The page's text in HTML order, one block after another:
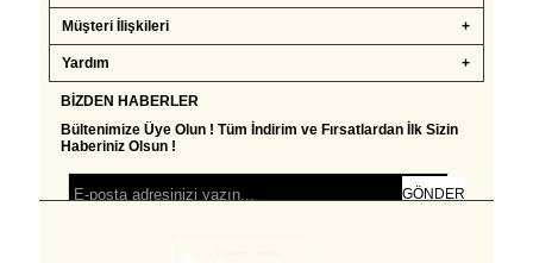
Müşteri İlişkileri
Yardım
BIZDEN HABERLER
Bültenimize Üye Olun ! Tüm İndirim ve Fırsatlardan İlk Sizin
Haberiniz Olsun !
GÖNDER